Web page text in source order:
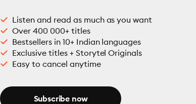
Listen and read as much as you want
Over 400 000+ titles
Bestsellers in 10+ Indian languages
Exclusive titles + Storytel Originals
Easy to cancel anytime
Subscribe now